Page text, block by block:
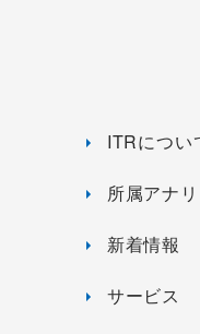
ITRについ
所属アナ
新着情報
サービス